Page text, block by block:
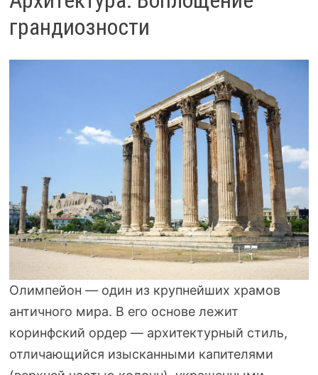
грандиозности
Олимпейон — один из крупнейших храмов
античного мира. В его основе лежит
коринфский ордер — архитектурный стиль,
отличающийся изысканными капителями